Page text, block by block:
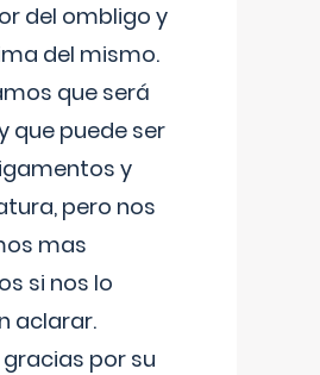
del ombligo y
del mismo.
que será
que puede ser
y
pero nos
mas
si nos lo
aclarar.
por su